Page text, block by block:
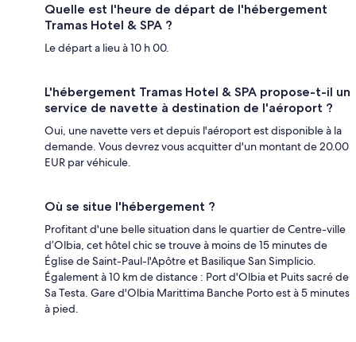
Quelle est l'heure de départ de l'hébergement
Tramas Hotel & SPA ?
Le départ a lieu à 10 h 00.
L'hébergement Tramas Hotel & SPA propose-t-il un
service de navette à destination de l'aéroport ?
Oui, une navette vers et depuis l'aéroport est disponible à la
demande. Vous devrez vous acquitter d'un montant de 20.00
EUR par véhicule.
Où se situe l'hébergement ?
Profitant d'une belle situation dans le quartier de Centre-ville
d’Olbia, cet hôtel chic se trouve à moins de 15 minutes de
Église de Saint-Paul-l'Apôtre et Basilique San Simplicio.
Également à 10 km de distance : Port d'Olbia et Puits sacré de
Sa Testa. Gare d'Olbia Marittima Banche Porto est à 5 minutes
à pied.